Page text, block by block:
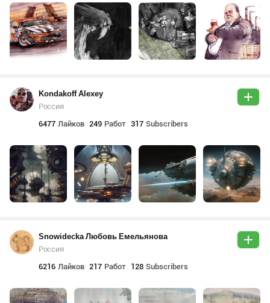
Kondakoff Alexey
Россия
6477 Лайков 249 Работ 317 Subscribers
Snowidecka Любовь Емельянова
Россия
6216 Лайков 217 Работ 128 Subscribers